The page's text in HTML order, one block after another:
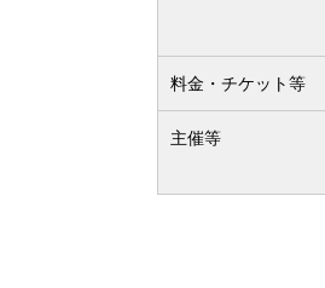
料金・チケット等
主催等